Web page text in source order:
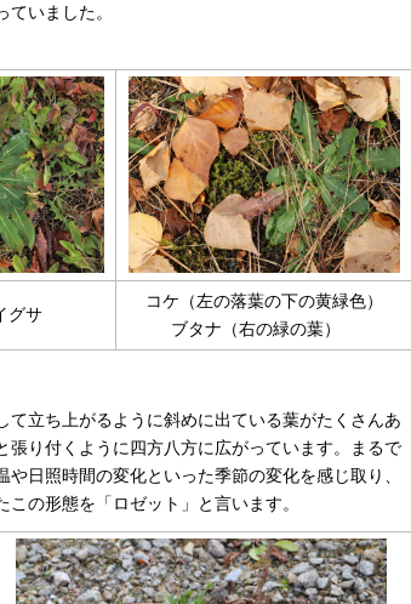
いました。
グサ
コケ（左の落葉の下の黄緑色）
ブタナ（右の緑の葉）
立ち上がるように斜めに出ている葉がたくさんあ
張り付くように四方八方に広がっています。まるで
日照時間の変化といった季節の変化を感じ取り、
の形態を「ロゼット」と言います。